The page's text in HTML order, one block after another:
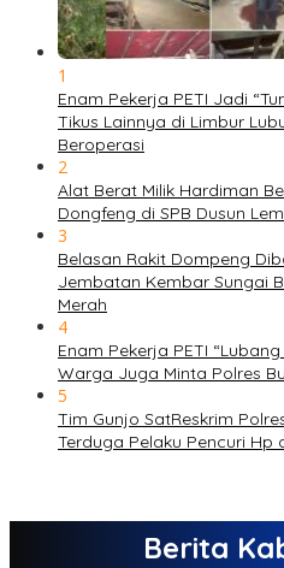
1
Enam Pekerja PETI Jadi
Tikus Lainnya di Limbur
Beroperasi
2
Alat Berat Milik Hardiman
Dongfeng di SPB Dusun
3
Belasan Rakit Dompeng
Jembatan Kembar Sungai
Merah
4
Enam Pekerja PETI
Warga Juga Minta Polres
5
Tim Gunjo SatReskrim
Terduga Pelaku Pencuri Hp
Berita